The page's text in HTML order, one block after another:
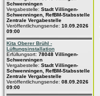
Schwenningen
Vergabestelle: Stadt Villingen-
Schwenningen, RefBM-Stabsstelle
Zentrale Vergabestelle
Veröffentlichungsende: 10.09.2026
09:00
Kita Oberer Brühl -
Lüftungsinstallation
Erfüllungsort: 78048 Villingen-
Schwenningen
Vergabestelle: Stadt Villingen-
Schwenningen, RefBM-Stabsstelle
Zentrale Vergabestelle
Veröffentlichungsende: 08.09.2026
09:00